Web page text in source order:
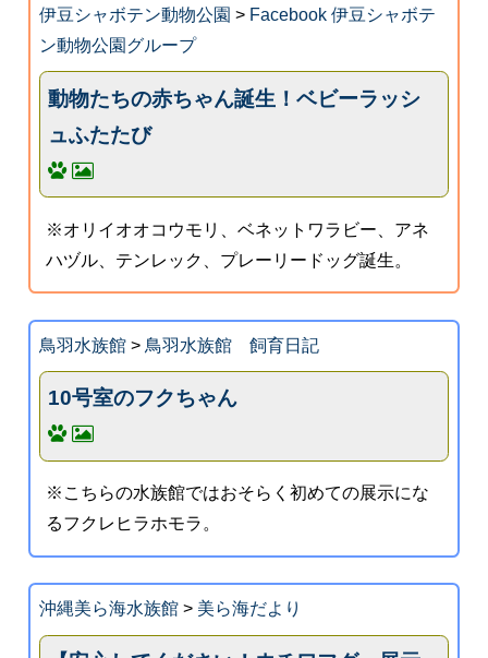
伊豆シャボテン動物公園 > Facebook 伊豆シャボテ
ン動物公園グループ
動物たちの赤ちゃん誕生！ベビーラッシ
ュふたたび
※オリイオオコウモリ、ベネットワラビー、アネ
ハヅル、テンレック、プレーリードッグ誕生。
鳥羽水族館> 鳥羽水族館 飼育日記
10号室のフクちゃん
※こちらの水族館ではおそらく初めての展示にな
るフクレヒラホモラ。
沖縄美ら海水族館> 美ら海だより